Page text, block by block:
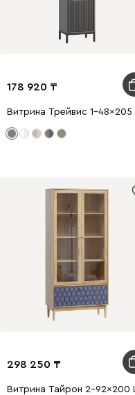
178 920
Витрина Трейвис 1-
298 250
Витрина Тайрон 2-92x200